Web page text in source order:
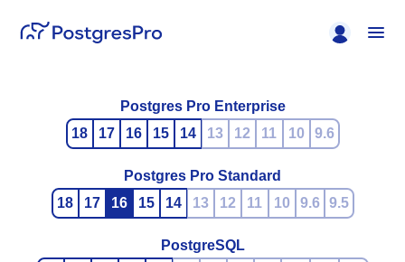
Postgres Pro Enterprise
18
17 16 15 14 13 12 11 10 9.6
Postgres Pro Standard
18
17 16 15 14 13 12 11 10 9.6 9.5
PostgreSQL